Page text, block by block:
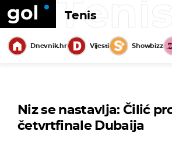
Tenis
Tenis
Dnevnik.hr Vijesti Showbizz
Niz se nastavlja: Čilić
četvrtfinale Dubaija